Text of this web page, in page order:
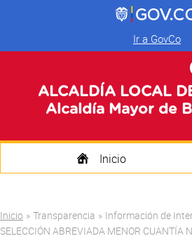
Ir a GovCo
ALCALDÍA LOCAL
Alcaldía Mayor de
Inicio
Transparencia
Usted está aquí
Inicio » Transparencia » Información de
SELECCIÓN ABREVIADA MENOR CUANTÍA